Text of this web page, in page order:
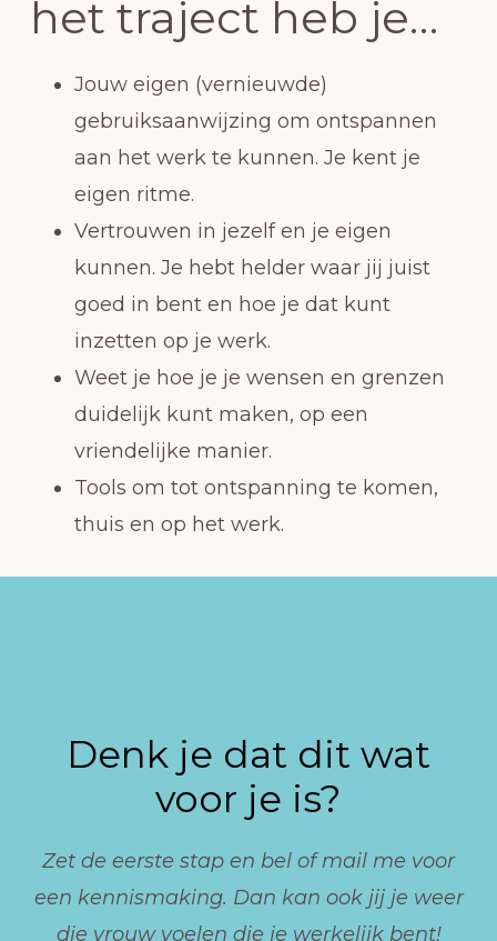
het traject heb je…
Jouw eigen (vernieuwde)
gebruiksaanwijzing om ontspannen
aan het werk te kunnen. Je kent je
eigen ritme.
Vertrouwen in jezelf en je eigen
kunnen. Je hebt helder waar jij juist
goed in bent en hoe je dat kunt
inzetten op je werk.
Weet je hoe je je wensen en grenzen
duidelijk kunt maken, op een
vriendelijke manier.
Tools om tot ontspanning te komen,
thuis en op het werk.
Denk je dat dit wat
voor je is?
Zet de eerste stap en bel of mail me voor
een kennismaking. Dan kan ook jij je weer
die vrouw voelen die je werkelijk bent!